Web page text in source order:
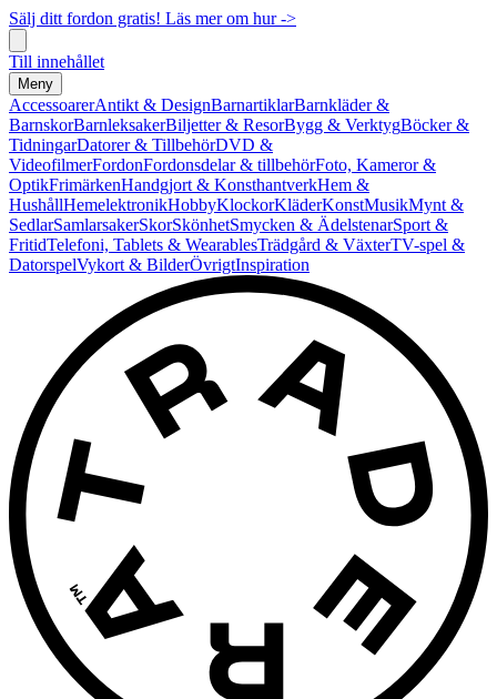
Sälj ditt fordon gratis! Läs mer om hur ->
Till innehållet
Meny
AccessoarerAntikt & DesignBarnartiklarBarnkläder &
BarnskorBarnleksakerBiljetter & ResorBygg & VerktygBöcker &
TidningarDatorer & TillbehörDVD &
VideofilmerFordonFordonsdelar & tillbehörFoto, Kameror &
OptikFrimärkenHandgjort & KonsthantverkHem &
HushållHemelektronikHobbyKlockorKläderKonstMusikMynt &
SedlarSamlarsakerSkorSkönhetSmycken & ÄdelstenarSport &
FritidTelefoni, Tablets & WearablesTrädgård & VäxterTV-spel &
DatorspelVykort & BilderÖvrigtInspiration